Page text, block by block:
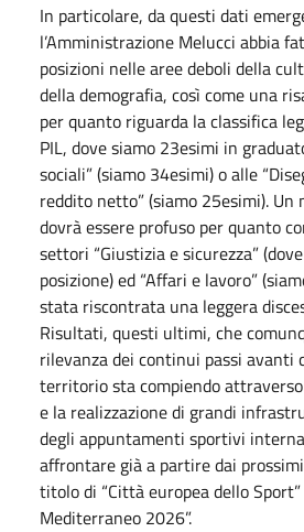
In particolare, da questi dati
l’Amministrazione Melucci abbia
posizioni nelle aree deboli della
della demografia, così come una
per quanto riguarda la classifica
PIL, dove siamo 23esimi in
sociali” (siamo 34esimi) o alle
reddito netto” (siamo 25esimi). Un
dovrà essere profuso per quanto
settori “Giustizia e sicurezza”
posizione) ed “Affari e lavoro”
stata riscontrata una leggera
Risultati, questi ultimi, che
rilevanza dei continui passi avanti
territorio sta compiendo
e la realizzazione di grandi
degli appuntamenti sportivi
affrontare già a partire dai
titolo di “Città europea dello Sport”
Mediterraneo 2026”.